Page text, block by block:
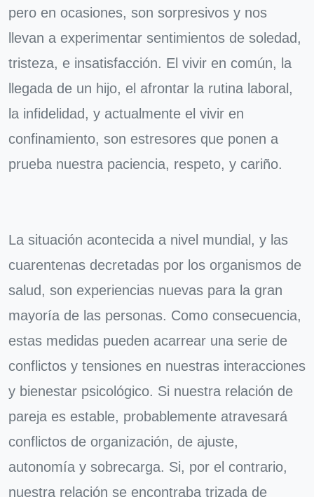
pero en ocasiones, son sorpresivos y nos
llevan a experimentar sentimientos de soledad,
tristeza, e insatisfacción. El vivir en común, la
llegada de un hijo, el afrontar la rutina laboral,
la infidelidad, y actualmente el vivir en
confinamiento, son estresores que ponen a
prueba nuestra paciencia, respeto, y cariño.
La situación acontecida a nivel mundial, y las
cuarentenas decretadas por los organismos de
salud, son experiencias nuevas para la gran
mayoría de las personas. Como consecuencia,
estas medidas pueden acarrear una serie de
conflictos y tensiones en nuestras interacciones
y bienestar psicológico. Si nuestra relación de
pareja es estable, probablemente atravesará
conflictos de organización, de ajuste,
autonomía y sobrecarga. Si, por el contrario,
nuestra relación se encontraba trizada de